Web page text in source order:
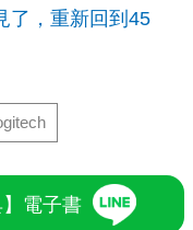
了，重新回到45
電子書